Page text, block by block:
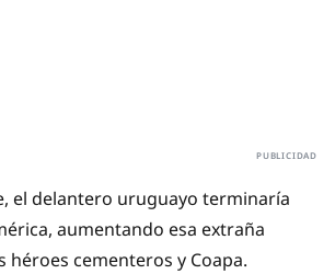
el delantero uruguayo terminaría
aumentando esa extraña
héroes cementeros y Coapa.